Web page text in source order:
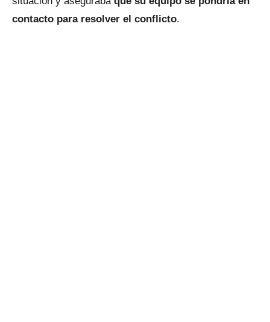
contacto para resolver el conflicto.